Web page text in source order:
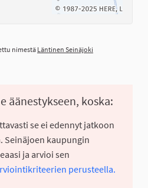
Läntinen Seinäjoki
nimestä Läntinen Seinäjoki
äänestykseen, koska:
se ei edennyt jatkoon
Seinäjoen kaupungin
ja arvioi sen
perusteella.